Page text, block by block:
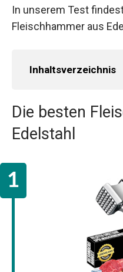
In unserem Test
Fleischhammer aus
Inhaltsverzeichnis
Die besten
Edelstahl